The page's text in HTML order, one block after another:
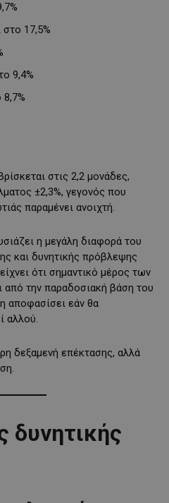
17,5%
9,4%
στις 2,2 μονάδες,
±2,3%, γεγονός που
παραμένει ανοιχτή.
η μεγάλη διαφορά του
και δυνητικής πρόβλεψης
ότι σημαντικό μέρος των
την παραδοσιακή βάση του
αποφασίσει εάν θα
αλλού.
δεξαμενή επέκτασης, αλλά
δυνητικής